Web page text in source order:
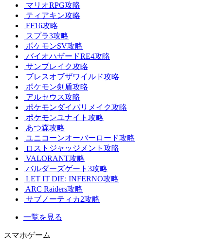
マリオRPG攻略
ティアキン攻略
FF16攻略
スプラ3攻略
ポケモンSV攻略
バイオハザードRE4攻略
サンブレイク攻略
ブレスオブザワイルド攻略
ポケモン剣盾攻略
アルセウス攻略
ポケモンダイパリメイク攻略
ポケモンユナイト攻略
あつ森攻略
ユニコーンオーバーロード攻略
ロストジャッジメント攻略
VALORANT攻略
バルダーズゲート3攻略
LET IT DIE: INFERNO攻略
ARC Raiders攻略
サブノーティカ2攻略
一覧を見る
スマホゲーム